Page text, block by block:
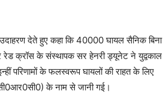
उदाहरण देते हुए कहा कि 40000 घायल सैनिक बिना
रेड क्रॉस के संस्थापक सर हेनरी ड्यूनेट ने युद्वकाल
परिणामों के फलस्वरूप घायलों की राहत के लिए
के नाम से जानी गई।